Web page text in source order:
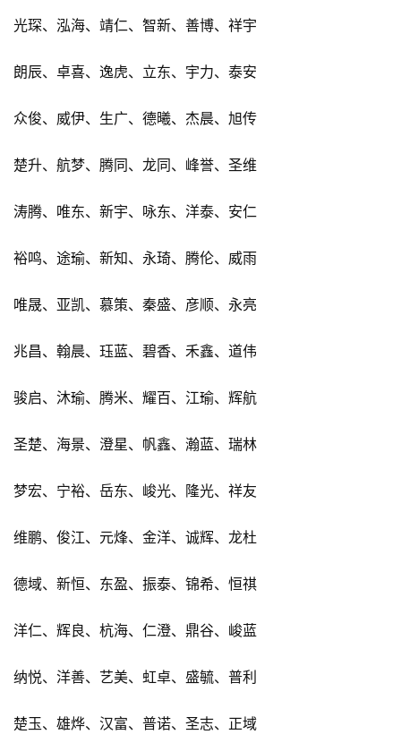
光琛、泓海、靖仁、智新、善博、祥宇
朗辰、卓喜、逸虎、立东、宇力、泰安
众俊、威伊、生广、德曦、杰晨、旭传
楚升、航梦、腾同、龙同、峰誉、圣维
涛腾、唯东、新宇、咏东、洋泰、安仁
裕鸣、途瑜、新知、永琦、腾伦、威雨
唯晟、亚凯、慕策、秦盛、彦顺、永亮
兆昌、翰晨、珏蓝、碧香、禾鑫、道伟
骏启、沐瑜、腾米、耀百、江瑜、辉航
圣楚、海景、澄星、帆鑫、瀚蓝、瑞林
梦宏、宁裕、岳东、峻光、隆光、祥友
维鹏、俊江、元烽、金洋、诚辉、龙杜
德域、新恒、东盈、振泰、锦希、恒祺
洋仁、辉良、杭海、仁澄、鼎谷、峻蓝
纳悦、洋善、艺美、虹卓、盛毓、普利
楚玉、雄烨、汉富、普诺、圣志、正域